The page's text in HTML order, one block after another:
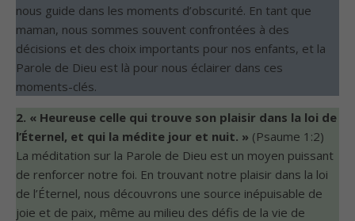
nous guide dans les moments d’obscurité. En tant que
maman, nous sommes souvent confrontées à des
décisions et des choix importants pour nos enfants, et la
Parole de Dieu est là pour nous éclairer dans ces
moments-clés.
2. « Heureuse celle qui trouve son plaisir dans la loi de
l’Éternel, et qui la médite jour et nuit. » (Psaume 1:2)
La méditation sur la Parole de Dieu est un moyen puissant
de renforcer notre foi. En trouvant notre plaisir dans la loi
de l’Éternel, nous découvrons une source inépuisable de
joie et de paix, même au milieu des défis de la vie de